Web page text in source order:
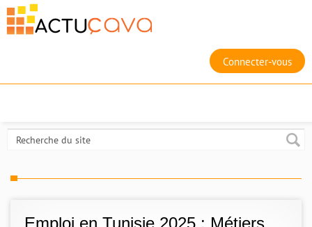
Connecter-vous
Emploi en Tunisie 2025 : Métiers